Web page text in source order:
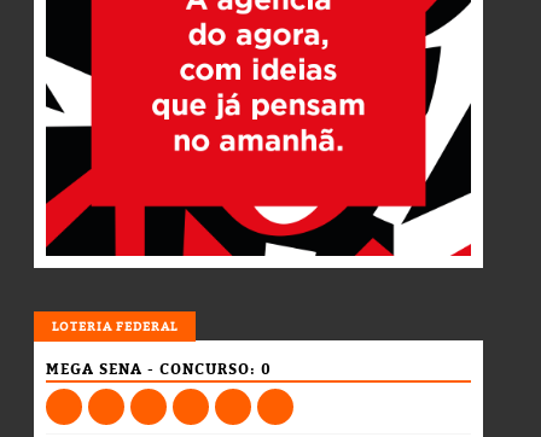
LOTERIA
MEGA SENA - CONCURSO: 0
LOTERIA FEDERAL